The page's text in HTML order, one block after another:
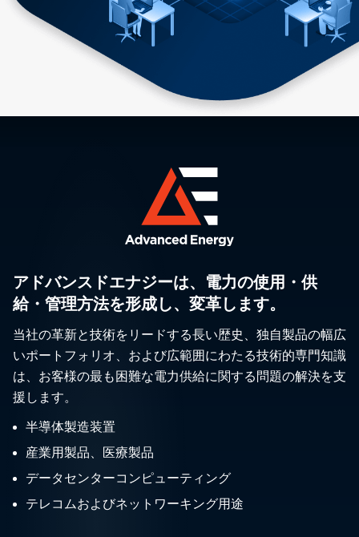
アドバンスドエナジーは、電力の使用・供
給・管理方法を形成し、変革します。
当社の革新と技術をリードする長い歴史、独自製品の幅広
いポートフォリオ、および広範囲にわたる技術的専門知識
は、お客様の最も困難な電力供給に関する問題の解決を支
援します。
半導体製造装置
産業用製品、医療製品
データセンターコンピューティング
テレコムおよびネットワーキング用途